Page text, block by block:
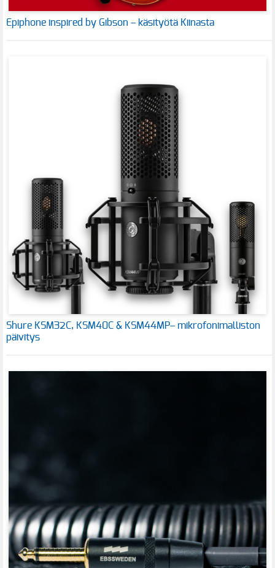
Epiphone inspired by Gibson – käsityötä Kiinasta
Shure KSM32C, KSM40C & KSM44MP– mikrofonimalliston
päivitys